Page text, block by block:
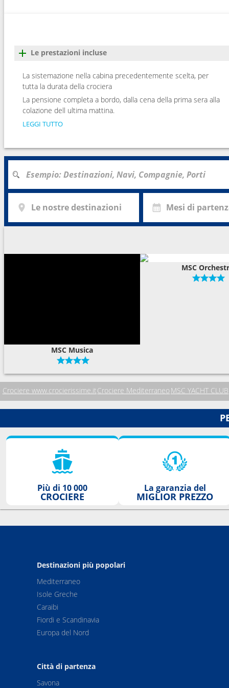
Le prestazioni incluse
La sistemazione nella cabina precedentemente scelta, per
tutta la durata della crociera
La pensione completa a bordo, dalla cena della prima sera alla
colazione dell ultima mattina.
LEGGI TUTTO
Le nostre destinazioni Mesi di
MSC Musica
MSC
Crociere www.crocierissime.itCrociere Mediterraneo MSC YACHT CLUB
Più di 10 000
CROCIERE
La garanzia del
MIGLIOR PREZZO
Destinazioni più popolari
Mediterraneo
Isole Greche
Caraibi
Fiordi e Scandinavia
Europa del Nord
Città di partenza
Savona